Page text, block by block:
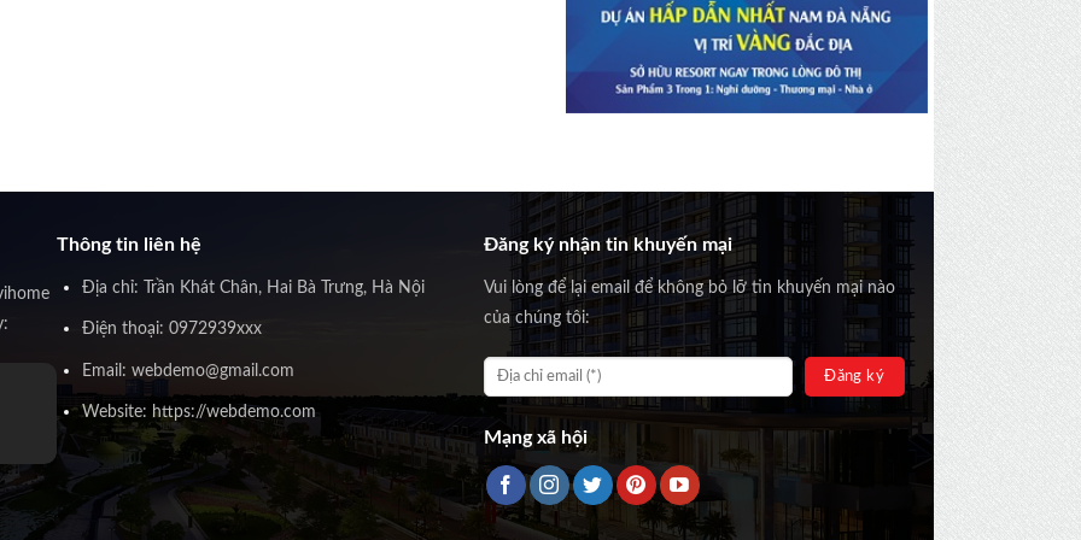
Thông tin liên hệ
Địa chỉ: Trần Khát Chân, Hai Bà Trưng, Hà Nội
Điện thoại: 0972939xxx
Email: webdemo@gmail.com
Website: https://webdemo.com
Đăng ký nhận tin khuyến mại
Vui lòng để lại email để không bỏ lỡ tin khuyến mại nào
của chúng tôi:
Mạng xã hội